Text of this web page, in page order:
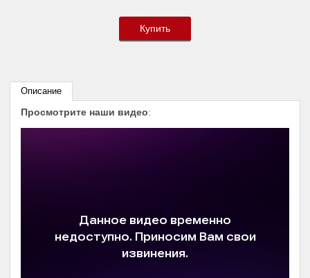
Купить
Описание
Просмотрите наши видео: